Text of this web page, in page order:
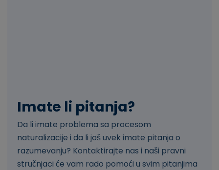
Imate li pitanja?
Da li imate problema sa procesom
naturalizacije i da li još uvek imate pitanja o
razumevanju? Kontaktirajte nas i naši pravni
stručnjaci će vam rado pomoći u svim pitanjima